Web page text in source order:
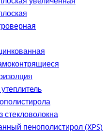
стекловолокна
пенополистирол (XPS)